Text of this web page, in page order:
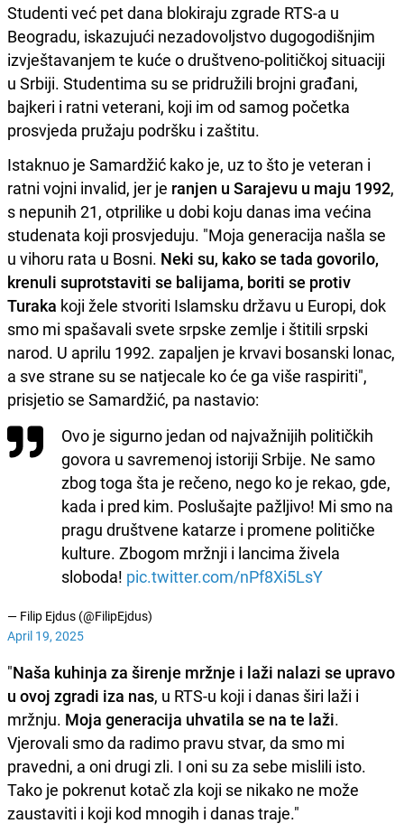
Studenti već pet dana blokiraju zgrade RTS-a u
Beogradu, iskazujući nezadovoljstvo dugogodišnjim
izvještavanjem te kuće o društveno-političkoj situaciji
u Srbiji. Studentima su se pridružili brojni građani,
bajkeri i ratni veterani, koji im od samog početka
prosvjeda pružaju podršku i zaštitu.
Istaknuo je Samardžić kako je, uz to što je veteran i
ratni vojni invalid, jer je ranjen u Sarajevu u maju 1992,
s nepunih 21, otprilike u dobi koju danas ima većina
studenata koji prosvjeduju. "Moja generacija našla se
u vihoru rata u Bosni. Neki su, kako se tada govorilo,
krenuli suprotstaviti se balijama, boriti se protiv
Turaka koji žele stvoriti Islamsku državu u Europi, dok
smo mi spašavali svete srpske zemlje i štitili srpski
narod. U aprilu 1992. zapaljen je krvavi bosanski lonac,
a sve strane su se natjecale ko će ga više raspiriti",
prisjetio se Samardžić, pa nastavio:
Ovo je sigurno jedan od najvažnijih političkih
govora u savremenoj istoriji Srbije. Ne samo
zbog toga šta je rečeno, nego ko je rekao, gde,
kada i pred kim. Poslušajte pažljivo! Mi smo na
pragu društvene katarze i promene političke
kulture. Zbogom mržnji i lancima živela
sloboda! pic.twitter.com/nPf8Xi5LsY
— Filip Ejdus (@FilipEjdus)
April 19, 2025
"Naša kuhinja za širenje mržnje i laži nalazi se upravo
u ovoj zgradi iza nas, u RTS-u koji i danas širi laži i
mržnju. Moja generacija uhvatila se na te laži.
Vjerovali smo da radimo pravu stvar, da smo mi
pravedni, a oni drugi zli. I oni su za sebe mislili isto.
Tako je pokrenut kotač zla koji se nikako ne može
zaustaviti i koji kod mnogih i danas traje."